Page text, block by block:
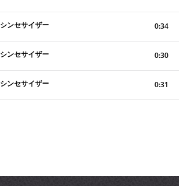
シンセサイザー 0:34
シンセサイザー 0:30
シンセサイザー 0:31